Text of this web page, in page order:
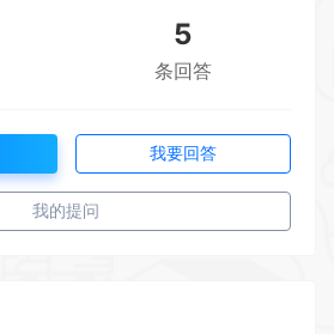
5
条回答
我要回答
我的提问